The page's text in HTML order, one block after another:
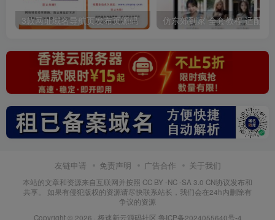
3款网址域名导航页发布页源码
友链申请 免责声明 广告合作 关于我们
本站的文章和资源来自互联网并按照 CC BY -NC -SA 3.0 CN协议发布和
共享。 如果有侵犯版权的资源请尽快联系站长，我们会在24h内删除有
争议的资源
Copyright © 2026 · 极速新云源码社区 鲁ICP备2024055640号-4